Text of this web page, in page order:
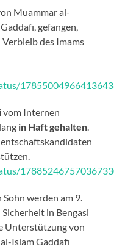
Muammar al-
gefangen,
des Imams
vom Internen
in Haft gehalten
Sohn werden am 9.
in Bengasi
Unterstützung von
Islam Gaddafi